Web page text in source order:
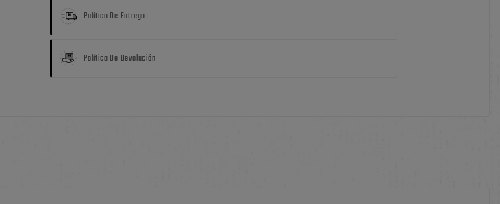
Política De Entrega
Política De Devolución